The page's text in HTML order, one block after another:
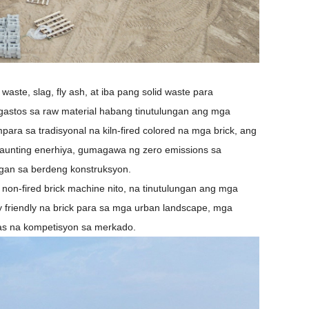
slag, fly ash, at iba pang solid waste para
sa raw material habang tinutulungan ang mga
sa tradisyonal na kiln-fired colored na mga brick, ang
enerhiya, gumagawa ng zero emissions sa
sa berdeng konstruksyon.
fired brick machine nito, na tinutulungan ang mga
na brick para sa mga urban landscape, mga
na kompetisyon sa merkado.